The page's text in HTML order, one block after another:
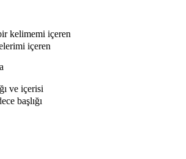
kelimemi içeren
içeren
ve içerisi
başlığı